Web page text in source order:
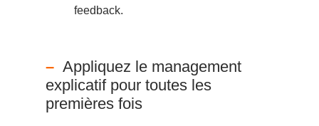
feedback.
Appliquez le management
explicatif pour toutes les
premières fois